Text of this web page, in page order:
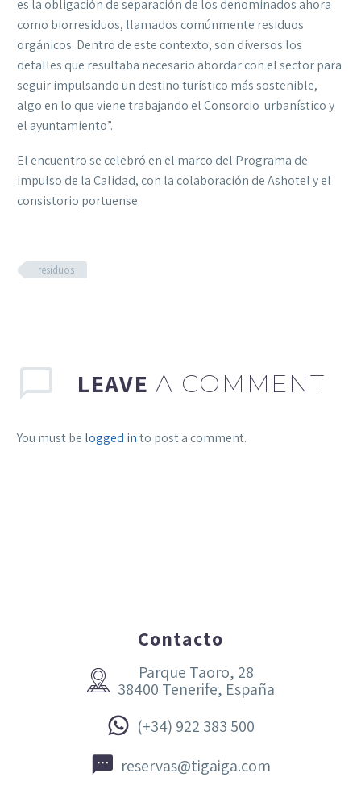
es la obligación de separación de los denominados ahora
como biorresiduos, llamados comúnmente residuos
orgánicos. Dentro de este contexto, son diversos los
detalles que resultaba necesario abordar con el sector para
seguir impulsando un destino turístico más sostenible,
algo en lo que viene trabajando el Consorcio urbanístico y
el ayuntamiento”.
El encuentro se celebró en el marco del Programa de
impulso de la Calidad, con la colaboración de Ashotel y el
consistorio portuense.
residuos
LEAVE A COMMENT
You must be logged into post a comment.
Contacto


Parque Taoro, 28
38400 Tenerife, España

 (+34) 922 383 500

 reservas@tigaiga.com